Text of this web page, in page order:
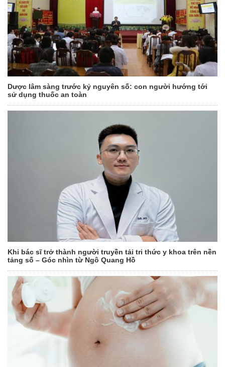
Dược lâm sàng trước kỷ nguyên số: con người hướng tới
sử dụng thuốc an toàn
Khi bác sĩ trở thành người truyền tải tri thức y khoa trên nền
tảng số – Góc nhìn từ Ngô Quang Hồ